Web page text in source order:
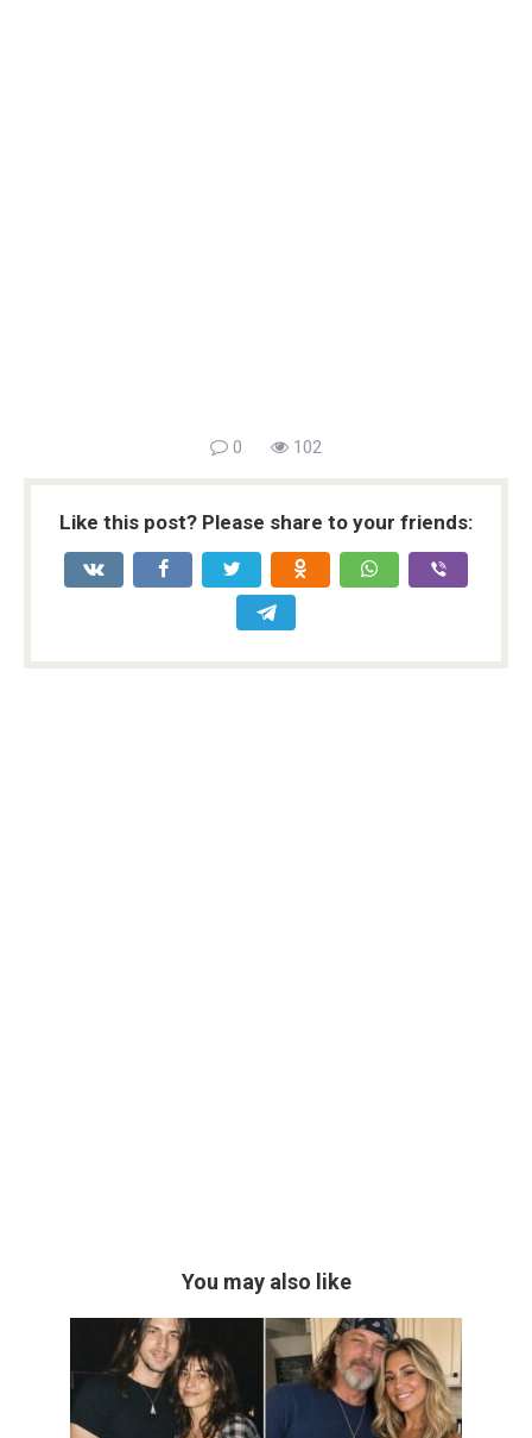
0 102
Like this post? Please share to your friends:
You may also like